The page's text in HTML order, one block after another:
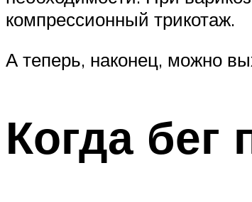
компрессионный трикотаж.
А теперь, наконец, можно
Когда бег